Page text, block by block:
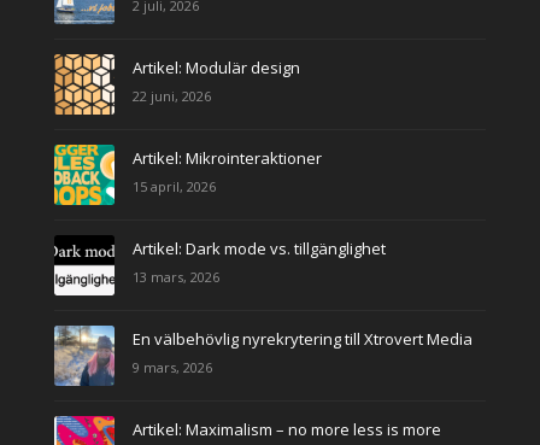
2 juli, 2026
Artikel: Modulär design
22 juni, 2026
Artikel: Mikrointeraktioner
15 april, 2026
Artikel: Dark mode vs. tillgänglighet
13 mars, 2026
En välbehövlig nyrekrytering till Xtrovert Media
9 mars, 2026
Artikel: Maximalism – no more less is more